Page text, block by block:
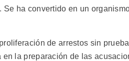
ha convertido en un
de arrestos sin
la preparación de las